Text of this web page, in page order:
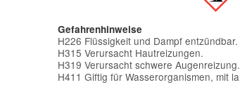
Gefahrenhinweise
H226 Flüssigkeit und Dampf entzündbar.
H315 Verursacht Hautreizungen.
H319 Verursacht schwere Augenreizung.
H411 Giftig für Wasserorganismen, mit